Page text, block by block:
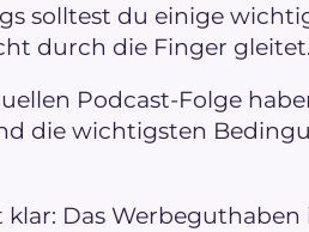
solltest du einige
durch die Finger gleitet.
Podcast-Folge
die wichtigsten
klar: Das